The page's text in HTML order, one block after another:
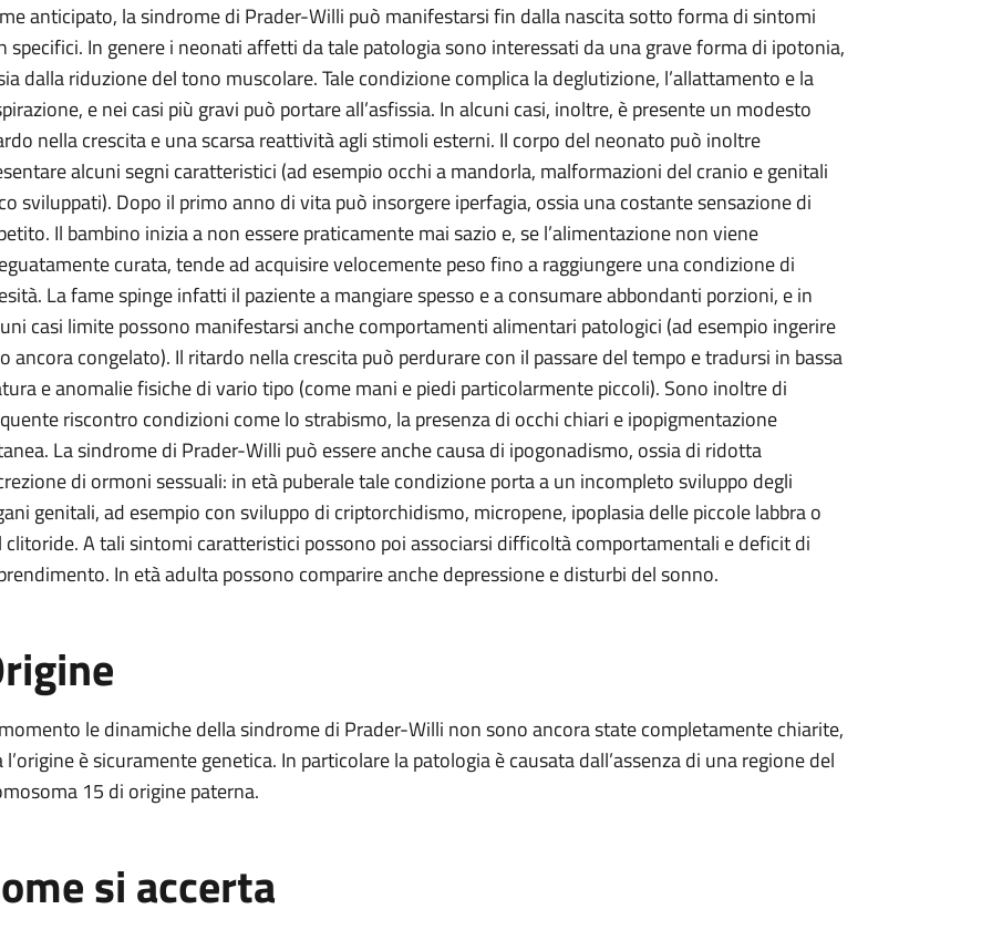
anticipato, la sindrome di Prader-Willi può manifestarsi fin dalla nascita sotto forma di sintomi
specifici. In genere i neonati affetti da tale patologia sono interessati da una grave forma di ipotonia,
dalla riduzione del tono muscolare. Tale condizione complica la deglutizione, l’allattamento e la
e nei casi più gravi può portare all’asfissia. In alcuni casi, inoltre, è presente un modesto
nella crescita e una scarsa reattività agli stimoli esterni. Il corpo del neonato può inoltre
alcuni segni caratteristici (ad esempio occhi a mandorla, malformazioni del cranio e genitali
sviluppati). Dopo il primo anno di vita può insorgere iperfagia, ossia una costante sensazione di
Il bambino inizia a non essere praticamente mai sazio e, se l’alimentazione non viene
curata, tende ad acquisire velocemente peso fino a raggiungere una condizione di
La fame spinge infatti il paziente a mangiare spesso e a consumare abbondanti porzioni, e in
casi limite possono manifestarsi anche comportamenti alimentari patologici (ad esempio ingerire
ancora congelato). Il ritardo nella crescita può perdurare con il passare del tempo e tradursi in bassa
e anomalie fisiche di vario tipo (come mani e piedi particolarmente piccoli). Sono inoltre di
riscontro condizioni come lo strabismo, la presenza di occhi chiari e ipopigmentazione
La sindrome di Prader-Willi può essere anche causa di ipogonadismo, ossia di ridotta
di ormoni sessuali: in età puberale tale condizione porta a un incompleto sviluppo degli
genitali, ad esempio con sviluppo di criptorchidismo, micropene, ipoplasia delle piccole labbra o
clitoride. A tali sintomi caratteristici possono poi associarsi difficoltà comportamentali e deficit di
In età adulta possono comparire anche depressione e disturbi del sonno.
le dinamiche della sindrome di Prader-Willi non sono ancora state completamente chiarite,
l’origine è sicuramente genetica. In particolare la patologia è causata dall’assenza di una regione del
15 di origine paterna.
si accerta